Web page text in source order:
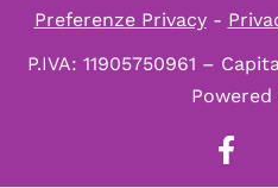
Preferenze Privacy-
P.IVA: 11905750961 –
Powered